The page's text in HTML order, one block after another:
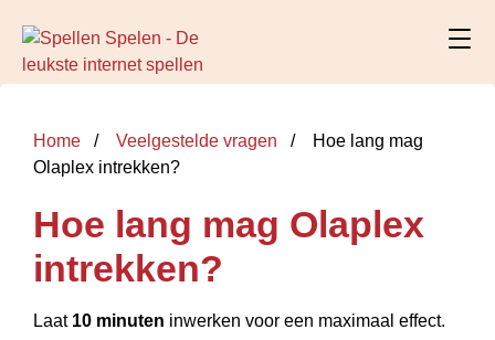
Home Veelgestelde vragen
Hoe lang mag
Olaplex intrekken?
Hoe lang mag Olaplex
intrekken?
Laat 10 minuten inwerken voor een maximaal effect.